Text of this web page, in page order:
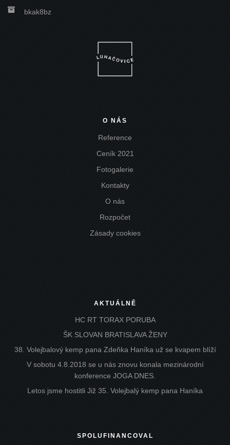
 bkak8bz
O NÁS
Reference
Ceník 2021
Fotogalerie
Kontakty
O nás
Rozpočet
Zásady cookies
AKTUÁLNĚ
HC RT TORAX PORUBA
ŠK SLOVAN BRATISLAVA ŽENY
38. Volejbalový kemp pana Zdeňka Haníka už se kvapem blíží
V sobotu 4.8.2018 se u nás znovu konala mezinárodní
konference JOGA DNES.
Letos jsme hostitli Již 35. Volejbalý kemp pana Haníka
SPOLUFINANCOVAL